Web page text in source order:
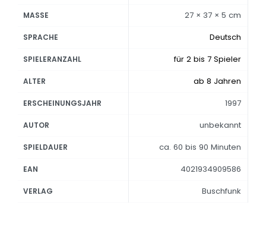
MASSE 27 × 37 × 5 cm
SPRACHE Deutsch
SPIELERANZAHL für 2 bis 7 Spieler
ALTER ab 8 Jahren
ERSCHEINUNGSJAHR 1997
AUTOR unbekannt
SPIELDAUER ca. 60 bis 90 Minuten
EAN 4021934909586
VERLAG Buschfunk